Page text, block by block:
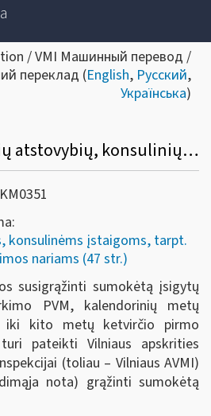
/ VMI Машинный перевод /
переклад (English, Русский,
Українська)
Kokia diplomatinių atstovybių, konsulinių įstaigų ir tarptautinių organizacijų ar jų atstovybių, taip pat šių atstovybių ir įstaigų narių ir jų šeimų narių kreipimosi dėl sumokėto pirkimo PVM grąžinimo procedūra?
konsulinėms įstaigoms, tarpt.
nariams (47 str.)
susigrąžinti sumokėtą įsigytų
PVM, kalendorinių metų
iki kito metų ketvirčio pirmo
pateikti Vilniaus apskrities
(toliau – Vilniaus AVMI)
nota) grąžinti sumokėtą